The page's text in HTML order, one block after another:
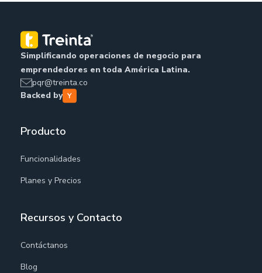
Simplificando operaciones de negocio para
emprendedores en toda América Latina.
pqr@treinta.co
Backed by
Producto
Funcionalidades
Planes y Precios
Recursos y Contacto
Contáctanos
Blog